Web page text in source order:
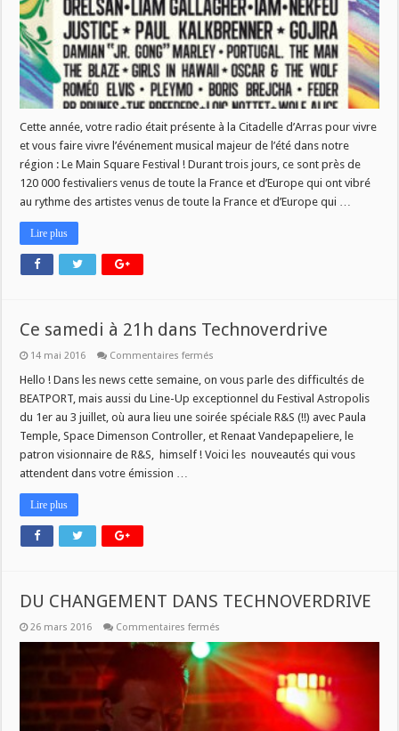
Cette année, votre radio était présente à la Citadelle d’Arras pour vivre
et vous faire vivre l’événement musical majeur de l’été dans notre
région : Le Main Square Festival ! Durant trois jours, ce sont près de
120 000 festivaliers venus de toute la France et d’Europe qui ont vibré
au rythme des artistes venus de toute la France et d’Europe qui …
Lire plus
Ce samedi à 21h dans Technoverdrive
14 mai 2016 Commentaires fermés
samedi
21h
dans
Technoverdrive
Hello ! Dans les news cette semaine, on vous parle des difficultés de
BEATPORT, mais aussi du Line-Up exceptionnel du Festival Astropolis
du 1er au 3 juillet, où aura lieu une soirée spéciale R&S (!!) avec Paula
Temple, Space Dimenson Controller, et Renaat Vandepapeliere, le
patron visionnaire de R&S, himself ! Voici les nouveautés qui vous
attendent dans votre émission …
Lire plus
DU CHANGEMENT DANS TECHNOVERDRIVE
26 mars 2016 Commentaires fermés
CHANGEMENT
DANS
TECHNOVERDRIVE